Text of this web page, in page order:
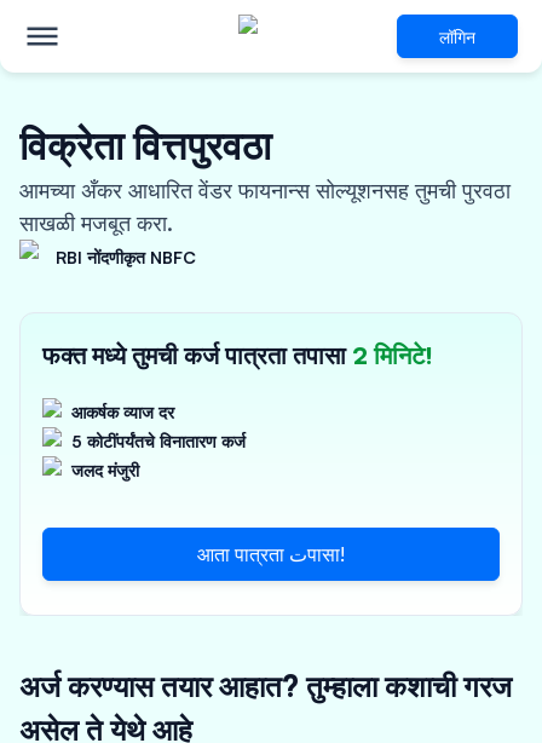
लॉगिन
विक्रेता वित्तपुरवठा
आमच्या अँकर आधारित वेंडर फायनान्स सोल्यूशनसह तुमची पुरवठा
साखळी मजबूत करा.
RBI नोंदणीकृत NBFC
फक्त मध्ये तुमची कर्ज पात्रता तपासा 2 मिनिटे!
आकर्षक व्याज दर
5 कोटींपर्यंतचे विनातारण कर्ज
जलद मंजुरी
आता पात्रता تपासा!
अर्ज करण्यास तयार आहात? तुम्हाला कशाची गरज
असेल ते येथे आहे